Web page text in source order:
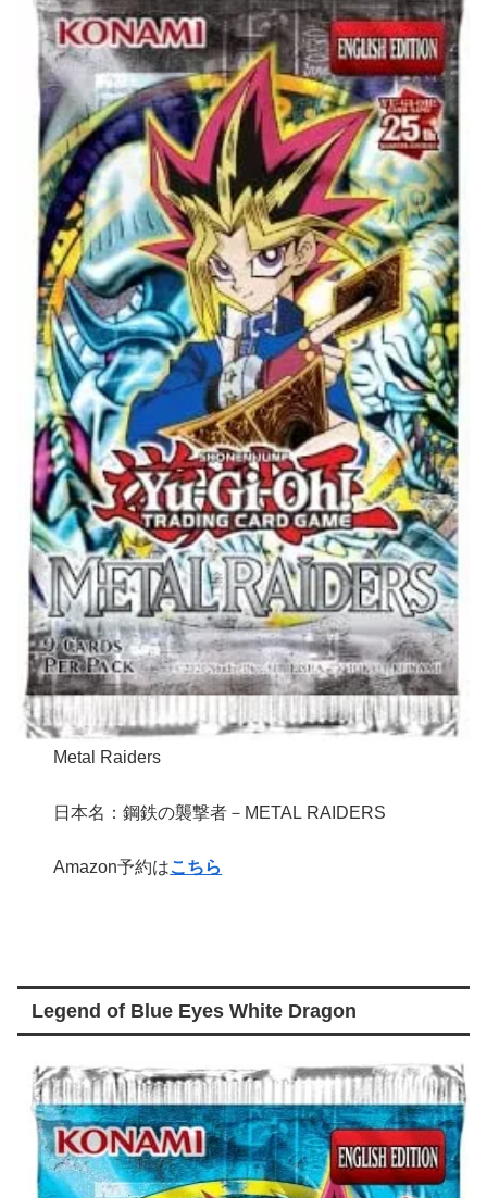
Metal Raiders
日本名：鋼鉄の襲撃者 － METAL RAIDERS
Amazon予約はこちら
Legend of Blue Eyes White Dragon